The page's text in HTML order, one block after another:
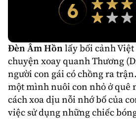
Đèn Âm Hồn lấy bối cảnh
chuyện xoay quanh Thương (
người con gái có chồng ra
một mình nuôi con nhỏ ở quê
cách xoa dịu nỗi nhớ bố của
việc sử dụng những chiếc